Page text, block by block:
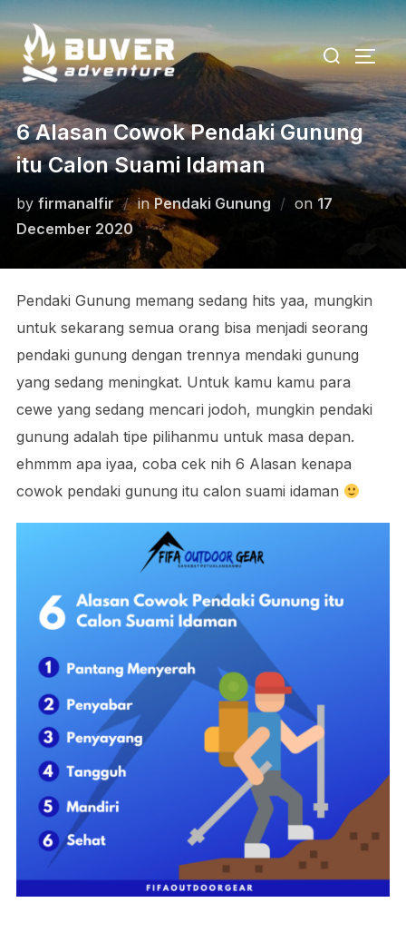
Skip
content
Search
for:
6 Alasan Cowok Pendaki Gunung
itu Calon Suami Idaman
by firmanalfir inPendaki Gunung on Posted
17
December 2020
Pendaki Gunung memang sedang hits yaa, mungkin
untuk sekarang semua orang bisa menjadi seorang
pendaki gunung dengan trennya mendaki gunung
yang sedang meningkat. Untuk kamu kamu para
cewe yang sedang mencari jodoh, mungkin pendaki
gunung adalah tipe pilihanmu untuk masa depan.
ehmmm apa iyaa, coba cek nih 6 Alasan kenapa
cowok pendaki gunung itu calon suami idaman